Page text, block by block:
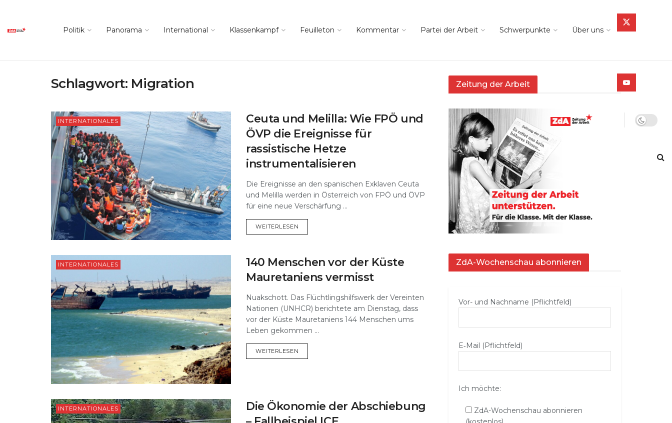
Politik Panorama International Klassenkampf Feuilleton Kommentar Partei der Arbeit Schwerpunkte Über uns
Schlagwort: Migration
INTERNATIONALES
Ceuta und Melilla: Wie FPÖ und
ÖVP die Ereignisse für
rassistische Hetze
instrumentalisieren
Die Ereignisse an den spanischen Exklaven Ceuta
und Melilla werden in Österreich von FPÖ und ÖVP
für eine neue Verschärfung ...
WEITERLESEN
INTERNATIONALES
140 Menschen vor der Küste
Mauretaniens vermisst
Nuakschott. Das Flüchtlingshilfswerk der Vereinten
Nationen (UNHCR) berichtete am Dienstag, dass
vor der Küste Mauretaniens 144 Menschen ums
Leben gekommen ...
WEITERLESEN
INTERNATIONALES
Die Ökonomie der Abschiebung
Zeitung der Arbeit
ZdA-Wochenschau abonnieren
Vor- und Nachname (Pflichtfeld)
E‑Mail (Pflichtfeld)
Ich möchte:
ZdA-Wochenschau abonnieren